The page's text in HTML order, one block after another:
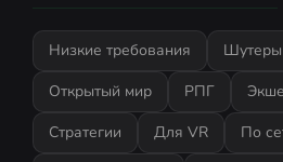
Низкие требования Шутеры
Открытый мир
РПГ
Стратегии
Для VR
По